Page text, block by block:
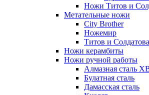
Ножи Титов и
Метательные ножи
City Brother
Ножемир
Титов и
Ножи керамбиты
Ножи ручной работы
Алмазная сталь
Булатная сталь
Дамасская сталь